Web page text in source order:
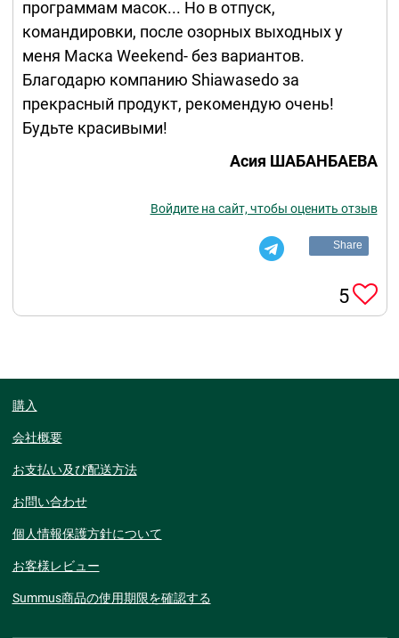
программам масок... Но в отпуск,
командировки, после озорных выходных у
меня Маска Weekend- без вариантов.
Благодарю компанию Shiawasedo за
прекрасный продукт, рекомендую очень!
Будьте красивыми!
Асия ШАБАНБАЕВА
Войдите на сайт, чтобы оценить отзыв
Share
5
購入
会社概要
お支払い及び配送方法
お問い合わせ
個人情報保護方針について
お客様レビュー
Summus商品の使用期限を確認する